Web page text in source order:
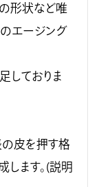
形状など唯
エージング
しておりま
の皮を押す格
します。(説明